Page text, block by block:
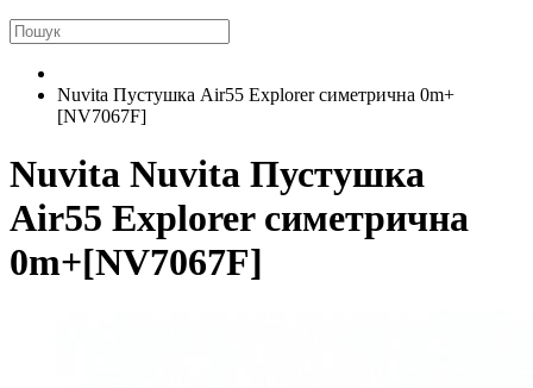
Nuvita Пустушка Air55 Explorer симетрична 0m+
[NV7067F]
Nuvita Nuvita Пустушка
Air55 Explorer симетрична
0m+[NV7067F]